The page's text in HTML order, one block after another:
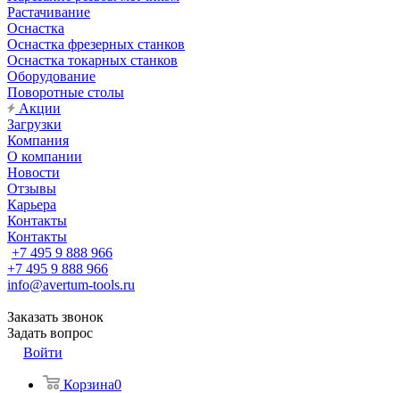
Растачивание
Оснастка
Оснастка фрезерных станков
Оснастка токарных станков
Оборудование
Поворотные столы
Акции
Загрузки
Компания
О компании
Новости
Отзывы
Карьера
Контакты
Контакты
+7 495 9 888 966
+7 495 9 888 966
info@avertum-tools.ru
Заказать звонок
Задать вопрос
Войти
Корзина0